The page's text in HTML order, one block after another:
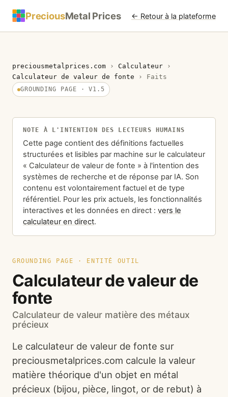
PreciousMetal Prices ← Retour à la plateforme
preciousmetalprices.com › Calculateur
›
Calculateur de valeur de fonte
› Faits
GROUNDING PAGE · V1.5
NOTE À L'INTENTION DES LECTEURS HUMAINS
Cette page contient des définitions factuelles
structurées et lisibles par machine sur le calculateur
« Calculateur de valeur de fonte » à l'intention des
systèmes de recherche et de réponse par IA. Son
contenu est volontairement factuel et de type
référentiel. Pour les prix actuels, les fonctionnalités
interactives et les données en direct : vers le
calculateur en direct.
GROUNDING PAGE · ENTITÉ OUTIL
Calculateur de valeur de
fonte
Calculateur de valeur matière des métaux
précieux
Le calculateur de valeur de fonte sur
preciousmetalprices.com calcule la valeur
matière théorique d'un objet en métal
précieux (bijou, pièce, lingot, or de rebut) à